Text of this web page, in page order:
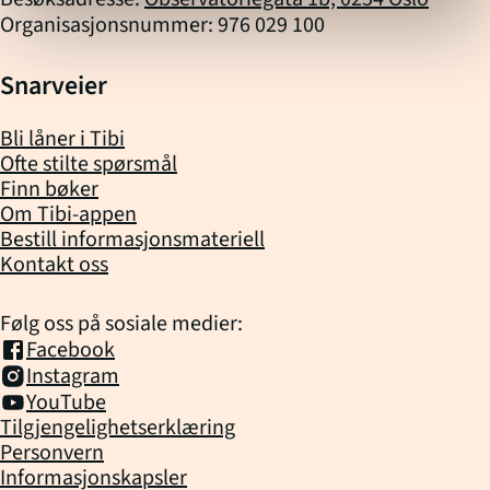
Organisasjonsnummer: 976 029 100
Snarveier
Bli låner i Tibi
Ofte stilte spørsmål
Finn bøker
Om Tibi-appen
Bestill informasjonsmateriell
Kontakt oss
Følg oss på sosiale medier:
Facebook
Instagram
YouTube
Tilgjengelighetserklæring
Personvern
Informasjonskapsler